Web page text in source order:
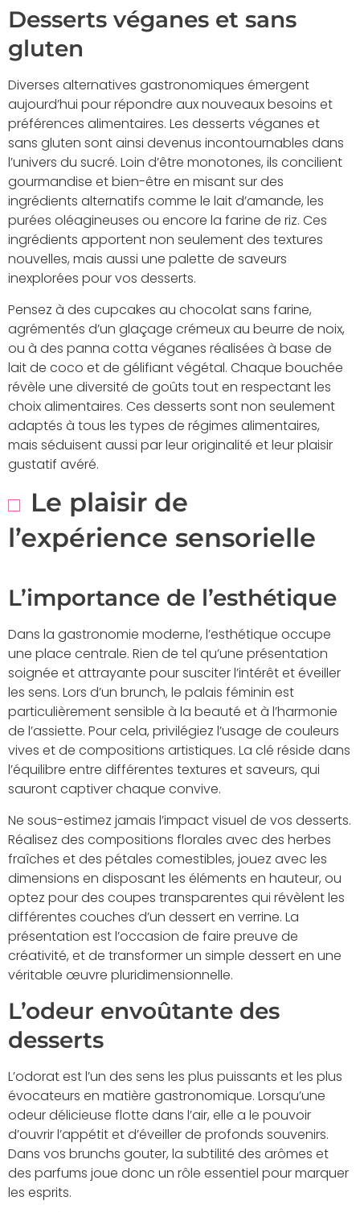
Desserts véganes et sans
gluten
Diverses alternatives gastronomiques émergent
aujourd’hui pour répondre aux nouveaux besoins et
préférences alimentaires. Les desserts véganes et
sans gluten sont ainsi devenus incontournables dans
l’univers du sucré. Loin d’être monotones, ils concilient
gourmandise et bien-être en misant sur des
ingrédients alternatifs comme le lait d’amande, les
purées oléagineuses ou encore la farine de riz. Ces
ingrédients apportent non seulement des textures
nouvelles, mais aussi une palette de saveurs
inexplorées pour vos desserts.
Pensez à des cupcakes au chocolat sans farine,
agrémentés d’un glaçage crémeux au beurre de noix,
ou à des panna cotta véganes réalisées à base de
lait de coco et de gélifiant végétal. Chaque bouchée
révèle une diversité de goûts tout en respectant les
choix alimentaires. Ces desserts sont non seulement
adaptés à tous les types de régimes alimentaires,
mais séduisent aussi par leur originalité et leur plaisir
gustatif avéré.
Le plaisir de
l’expérience sensorielle
L’importance de l’esthétique
Dans la gastronomie moderne, l’esthétique occupe
une place centrale. Rien de tel qu’une présentation
soignée et attrayante pour susciter l’intérêt et éveiller
les sens. Lors d’un brunch, le palais féminin est
particulièrement sensible à la beauté et à l’harmonie
de l’assiette. Pour cela, privilégiez l’usage de couleurs
vives et de compositions artistiques. La clé réside dans
l’équilibre entre différentes textures et saveurs, qui
sauront captiver chaque convive.
Ne sous-estimez jamais l’impact visuel de vos desserts.
Réalisez des compositions florales avec des herbes
fraîches et des pétales comestibles, jouez avec les
dimensions en disposant les éléments en hauteur, ou
optez pour des coupes transparentes qui révèlent les
différentes couches d’un dessert en verrine. La
présentation est l’occasion de faire preuve de
créativité, et de transformer un simple dessert en une
véritable œuvre pluridimensionnelle.
L’odeur envoûtante des
desserts
L’odorat est l’un des sens les plus puissants et les plus
évocateurs en matière gastronomique. Lorsqu’une
odeur délicieuse flotte dans l’air, elle a le pouvoir
d’ouvrir l’appétit et d’éveiller de profonds souvenirs.
Dans vos brunchs gouter, la subtilité des arômes et
des parfums joue donc un rôle essentiel pour marquer
les esprits.